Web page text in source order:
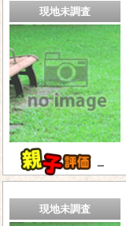
現地未調査
－
現地未調査